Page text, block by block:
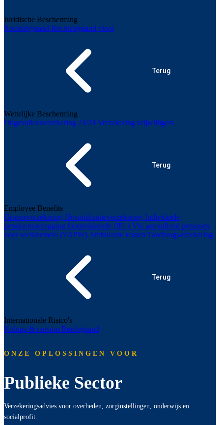
Juridische Bescherming
Rechtsbijstand Rechtsbijstand vloot
Terug
Wettelijke Bescherming
Ongevallenverzekering 24/24 Verzekering vrijwilligers
Terug
Employee Benefits
Groepsverzekering Hospitalisatieverzekering Individuele
pensioentoezegging loontrekkende (IPL) Vrij aanvullend pensioen
voor werknemers (VAPW) Ambulante kosten Tandzorgverzekering
Terug
Internationale Risico's
Kidnap & ransom Reisbijstand
ONZE OPLOSSINGEN VOOR
Publieke Sector
Verzekeringsadvies voor overheden, zorginstellingen, onderwijs en
socialprofit.